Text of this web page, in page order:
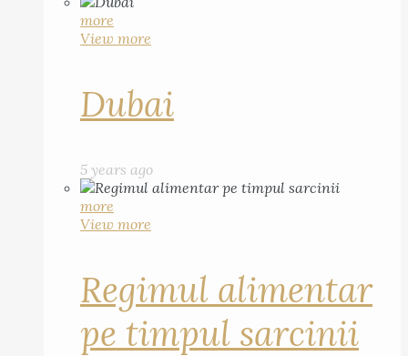
more
View more
Dubai
5 years ago
more
View more
Regimul alimentar
pe timpul sarcinii